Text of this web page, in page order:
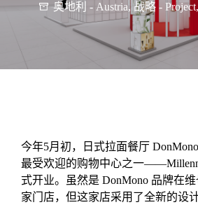
奥地利 - Austria,战略 - Project,
今年5月初，日式拉面餐厅 DonMono
最受欢迎的购物中心之一
式开业。虽然是 DonMono 品牌在
家门店，但这家店采用了全新的设